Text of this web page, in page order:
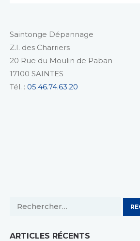
Saintonge Dépannage
Z.I. des Charriers
20 Rue du Moulin de Paban
17100 SAINTES
Tél. : 05.46.74.63.20
Rechercher :
ARTICLES RÉCENTS